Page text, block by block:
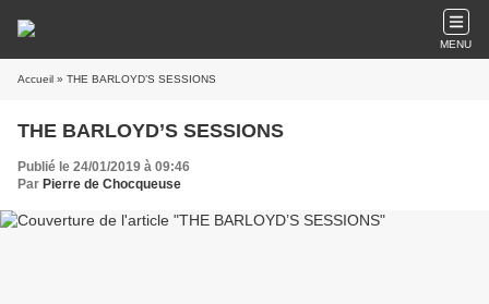
MENU
Accueil » THE BARLOYD’S SESSIONS
THE BARLOYD’S SESSIONS
Publié le 24/01/2019 à 09:46
Par Pierre de Chocqueuse